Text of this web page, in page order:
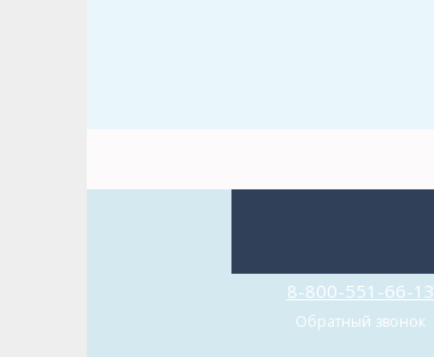
8-800-551-66-13
Обратный звонок